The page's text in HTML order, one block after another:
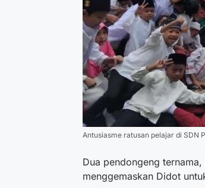
Antusiasme ratusan pelajar di SDN
Dua pendongeng
menggemaskan Didot